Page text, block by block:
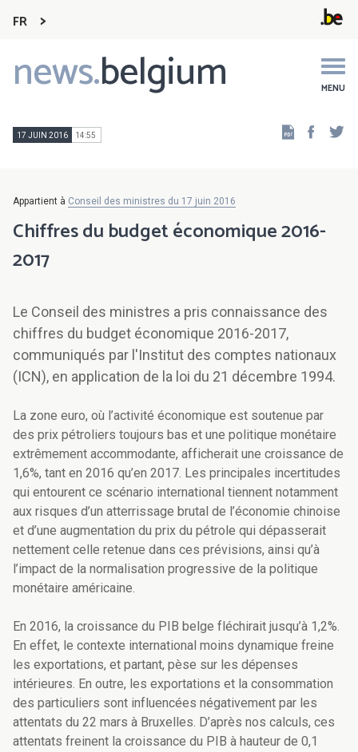
FR
news.belgium MENU
Main
navigation
17 JUIN 2016 14:55
Appartient à Conseil des ministres du 17 juin 2016
Chiffres du budget économique 2016-
2017
Le Conseil des ministres a pris connaissance des
chiffres du budget économique 2016-2017,
communiqués par l'Institut des comptes nationaux
(ICN), en application de la loi du 21 décembre 1994.
La zone euro, où l’activité économique est soutenue par
des prix pétroliers toujours bas et une politique monétaire
extrêmement accommodante, afficherait une croissance de
1,6%, tant en 2016 qu’en 2017. Les principales incertitudes
qui entourent ce scénario international tiennent notamment
aux risques d’un atterrissage brutal de l’économie chinoise
et d’une augmentation du prix du pétrole qui dépasserait
nettement celle retenue dans ces prévisions, ainsi qu’à
l’impact de la normalisation progressive de la politique
monétaire américaine.
En 2016, la croissance du PIB belge fléchirait jusqu’à 1,2%.
En effet, le contexte international moins dynamique freine
les exportations, et partant, pèse sur les dépenses
intérieures. En outre, les exportations et la consommation
des particuliers sont influencées négativement par les
attentats du 22 mars à Bruxelles. D’après nos calculs, ces
attentats freinent la croissance du PIB à hauteur de 0,1